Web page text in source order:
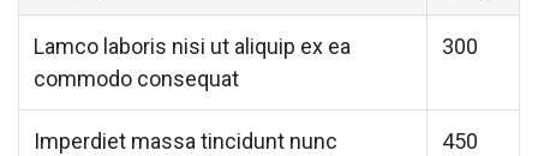
Lamco laboris nisi ut aliquip ex ea
commodo consequat
300
Imperdiet massa tincidunt nunc
450